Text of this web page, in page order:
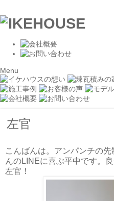
Menu
左官
こんばんは。アンパンチの
んのLINEに喜ぶ平中です。
左官！